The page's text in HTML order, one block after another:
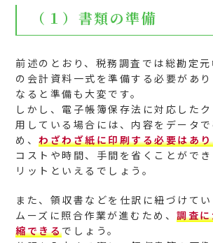
（１）書類の準備
前述のとおり、税務調査では総勘定
の会計資料一式を準備する必要があ
なると準備も大変です。
しかし、電子帳簿保存法に対応した
用している場合には、内容をデータ
め、わざわざ紙に印刷する必要はあ
コストや時間、手間を省くことがで
リットといえるでしょう。
また、領収書などを仕訳に紐づけて
ムーズに照合作業が進むため、調査
縮できるでしょう。